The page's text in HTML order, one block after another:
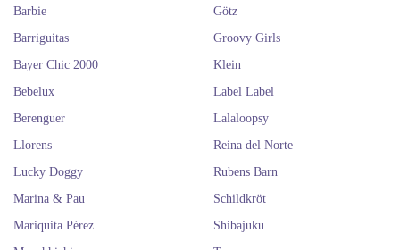
Barbie
Barriguitas
Bayer Chic 2000
Bebelux
Berenguer
Götz
Groovy Girls
Klein
Label Label
Lalaloopsy
Llorens
Lucky Doggy
Marina & Pau
Mariquita Pérez
Reina del Norte
Rubens Barn
Schildkröt
Shibajuku